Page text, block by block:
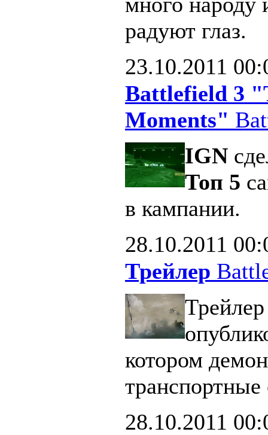
радуют глаз.
23.10.2011
Battlefield 3
Moments"
IGN
Топ 5
в кампании.
28.10.2011
Трейлер
котором
транспортные
28.10.2011